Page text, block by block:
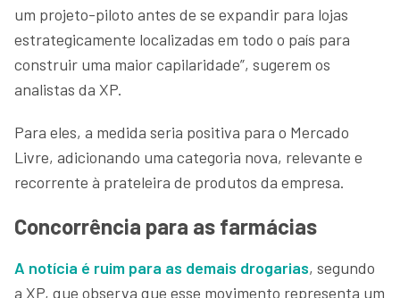
um projeto-piloto antes de se expandir para lojas
estrategicamente localizadas em todo o país para
construir uma maior capilaridade”, sugerem os
analistas da XP.
Para eles, a medida seria positiva para o Mercado
Livre, adicionando uma categoria nova, relevante e
recorrente à prateleira de produtos da empresa.
Concorrência para as farmácias
A notícia é ruim para as demais drogarias, segundo
a XP, que observa que esse movimento representa um